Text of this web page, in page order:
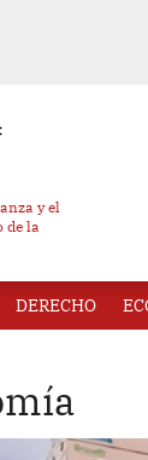
y el
de la
DERECHO